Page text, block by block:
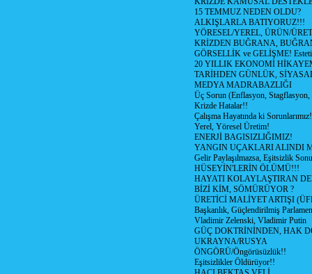
15 TEMMUZ NEDEN OLDU?
ALKIŞLARLA BATIYORUZ!!!
YÖRESEL/YEREL, ÜRÜN/
KRİZDEN BUĞRANA,
GÖRSELLİK ve GELİŞME!
20 YILLIK EKONOMİ
TARİHDEN GÜNLÜK,
MEDYA MADRABAZLIĞI
Üç Sorun (Enflasyon, Stagflasyon,
Krizde Hatalar!!
Çalışma Hayatında ki
Yerel, Yöresel Üretim!
ENERJİ BAGISIZLIĞIMIZ!
YANGIN UÇAKLARI ALINDI
Gelir Paylaşılmazsa, Eşitsizlik
HÜSEYİN'LERİN ÖLÜMÜ!!!
HAYATI KOLAYLAŞTIRAN
BİZİ KİM, SÖMÜRÜYOR ?
ÜRETİCİ MALİYET ARTIŞI
Başkanlık, Güçlendirilmiş
Vladimir Zelenski, Vladimir Putin
GÜÇ DOKTRİNİNDEN, HAK
UKRAYNA/RUSYA
ÖNGÖRÜ/Öngörüsüzlük!!
Eşitsizlikler Öldürüyor!!